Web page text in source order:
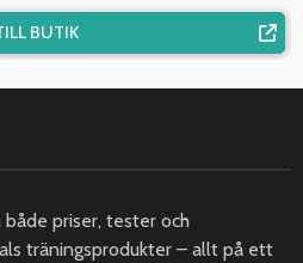
BUTIK
priser, tester och
träningsprodukter – allt på ett